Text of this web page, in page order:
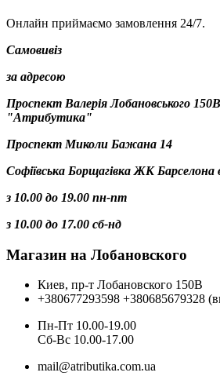
Онлайн приймаємо замовлення 24/7.
Самовивіз
за адресою
Проспект Валерія Лобановського
"Атрибутика"
Проспект Миколи Бажана 14
Софіївська Борщагівка ЖК Барселона
з 10.00 до 19.00 пн-пт
з 10.00 до 17.00 сб-нд
Магазин на Лобановского
Киев, пр-т Лобановского 150В
+380677293598 +380685679328
Пн-Пт 10.00-19.00
Cб-Вс 10.00-17.00
mail@atributika.com.ua